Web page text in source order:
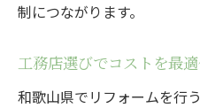
制につながります。
工務店選びでコストを最
和歌山県でリフォームを行